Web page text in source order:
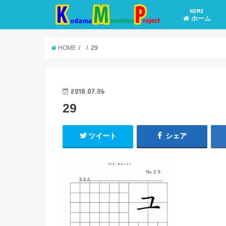
HOME
ホーム
HOME 29
2018.07.06
29
ツイート シェア